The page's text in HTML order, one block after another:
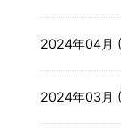
2024年04月
2024年03月